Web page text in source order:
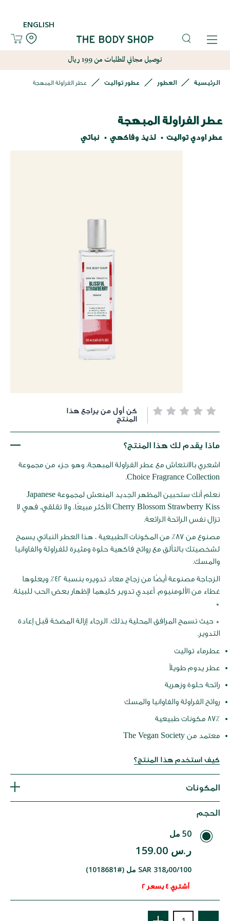
ENGLISH
توصيل مجاني للطلبات من 199 ريال
الرئيسية العطور عطور تواليت عطر الفراولة المبهجة
عطر الفراولة المبهجة
عطر اودي تواليت لذيذ وفاكهي نباتي
تخطي
بداية
معرض
كن أول من يراجع هذا
المنتج
ماذا يقدم لك هذا المنتج؟
اشعري بالانتعاش مع عطر الفراولة المبهجة، وهو جزء من مجموعة
Choice Fragrance Collection.
نعلم أنك ستحبين المظهر الجديد المنعش لمجموعة Japanese
Cherry Blossom Strawberry Kiss الأكثر مبيعًا. ولا تقلقي، فهي لا
تزال نفس الرائحة الرائعة.
مصنوع من 87٪ من المكونات الطبيعية ، هذا العطر النباتي يسمح
لشخصيتك بالتألق مع روائح فاكهية حلوة ومثيرة للفراولة والفاوانيا
والمسك.
الزجاجة مصنوعة أيضًا من زجاج معاد تدويره بنسبة 42٪ ويعلوها
غطاء من الألومنيوم. أعيدي تدوير كليهما لإظهار بعض الحب للبيئة.
*
* حيث تسمح المرافق المحلية بذلك. الرجاء إزالة المضخة قبل إعادة
التدوير.
عطرماء تواليت
عطر يدوم طويلاً
رائحة حلوة وزهرية
روائح الفراولة والفاوانيا والمسك
87٪ مكونات طبيعية
معتمد من The Vegan Society
كيف استخدم هذا المنتج؟
المكونات
الحجم
50 مل
ر.س 159.00
SAR 318٫00/100 مل (#1018681)
أشتري 4 بسعر 2